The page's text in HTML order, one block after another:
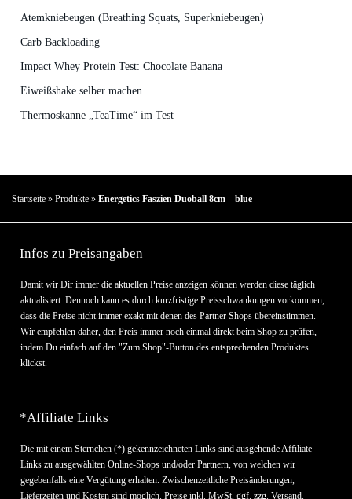
Atemkniebeugen (Breathing Squats, Superkniebeugen)
Carb Backloading
Impact Whey Protein Test: Chocolate Banana
Eiweißshake selber machen
Thermoskanne „TeaTime“ im Test
Startseite » Produkte » Energetics Faszien Duoball 8cm – blue
Infos zu Preisangaben
Damit wir Dir immer die aktuellen Preise anzeigen können werden diese täglich
aktualisiert. Dennoch kann es durch kurzfristige Preisschwankungen vorkommen,
dass die Preise nicht immer exakt mit denen des Partner Shops übereinstimmen.
Wir empfehlen daher, den Preis immer noch einmal direkt beim Shop zu prüfen,
indem Du einfach auf den "Zum Shop"-Button des entsprechenden Produktes
klickst.
*Affiliate Links
Die mit einem Sternchen (*) gekennzeichneten Links sind ausgehende Affiliate
Links zu ausgewählten Online-Shops und/oder Partnern, von welchen wir
gegebenfalls eine Vergütung erhalten. Zwischenzeitliche Preisänderungen,
Lieferzeiten und Kosten sind möglich. Preise inkl. MwSt, ggf. zzg. Versand.